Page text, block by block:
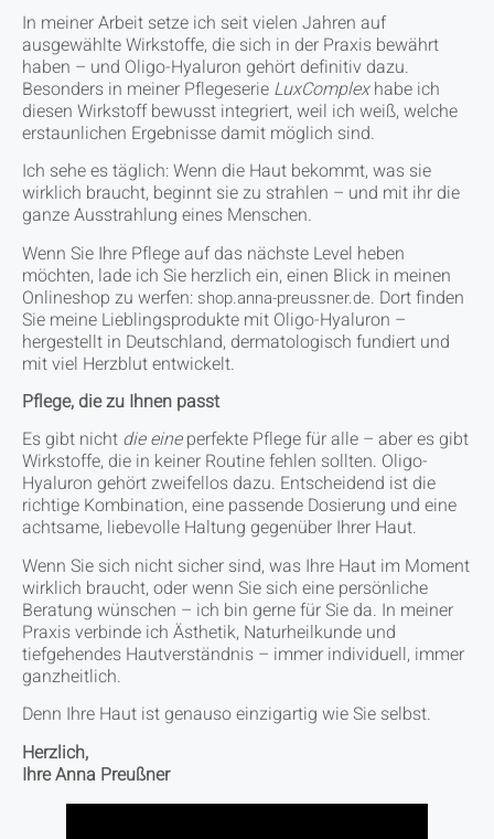
In meiner Arbeit setze ich seit vielen Jahren auf
ausgewählte Wirkstoffe, die sich in der Praxis bewährt
haben – und Oligo-Hyaluron gehört definitiv dazu.
Besonders in meiner Pflegeserie LuxComplexhabe ich
diesen Wirkstoff bewusst integriert, weil ich weiß, welche
erstaunlichen Ergebnisse damit möglich sind.
Ich sehe es täglich: Wenn die Haut bekommt, was sie
wirklich braucht, beginnt sie zu strahlen – und mit ihr die
ganze Ausstrahlung eines Menschen.
Wenn Sie Ihre Pflege auf das nächste Level heben
möchten, lade ich Sie herzlich ein, einen Blick in meinen
Onlineshop zu werfen: shop.anna-preussner.de. Dort finden
Sie meine Lieblingsprodukte mit Oligo-Hyaluron –
hergestellt in Deutschland, dermatologisch fundiert und
mit viel Herzblut entwickelt.
Pflege, die zu Ihnen passt
Es gibt nicht die eineperfekte Pflege für alle – aber es gibt
Wirkstoffe, die in keiner Routine fehlen sollten. Oligo-
Hyaluron gehört zweifellos dazu. Entscheidend ist die
richtige Kombination, eine passende Dosierung und eine
achtsame, liebevolle Haltung gegenüber Ihrer Haut.
Wenn Sie sich nicht sicher sind, was Ihre Haut im Moment
wirklich braucht, oder wenn Sie sich eine persönliche
Beratung wünschen – ich bin gerne für Sie da. In meiner
Praxis verbinde ich Ästhetik, Naturheilkunde und
tiefgehendes Hautverständnis – immer individuell, immer
ganzheitlich.
Denn Ihre Haut ist genauso einzigartig wie Sie selbst.
Herzlich,
Ihre Anna Preußner